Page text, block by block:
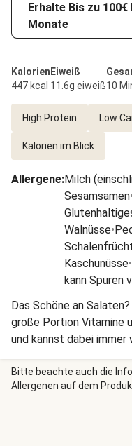
Erhalte Bis zu
Monate
Kalorien
447 kcal
Eiweiß
11.6g eiweiß10
High Protein Low
Kalorien im Blick
Allergene:Milch
Sesamsamen•
Walnüsse•
Kaschunüsse•
kann Spuren
Das Schöne an
große Portion Vitamine
und kannst dabei immer
kombinieren!
Lieferant. Dazu eine
dieser bunte Salat
Bitte beachte auch die
Allergenen auf dem